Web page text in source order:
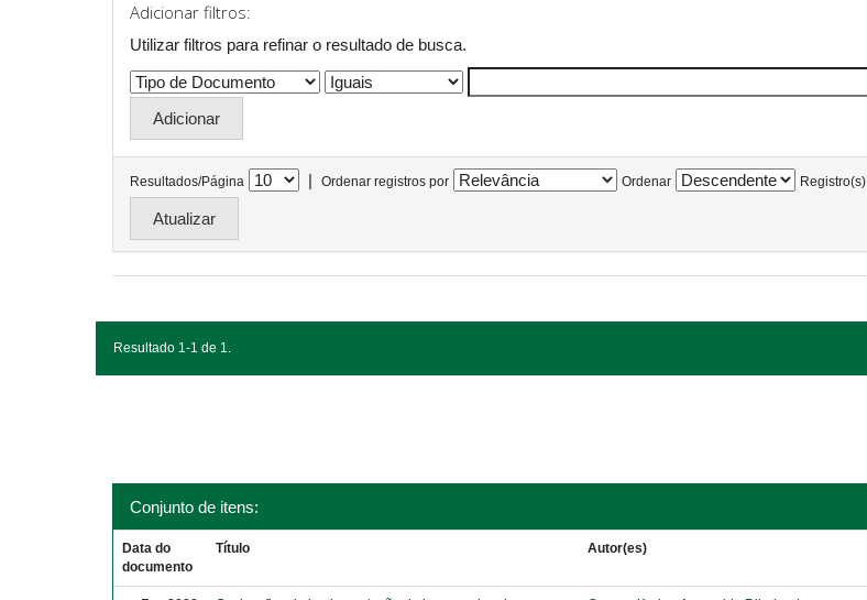
Adicionar filtros:
Utilizar filtros para refinar o resultado de busca.
Resultados/Página | Ordenar registros por Ordenar Registro(s)
Resultado 1-1 de 1.
Conjunto de itens:
Data do
documento
Título Autor(es)